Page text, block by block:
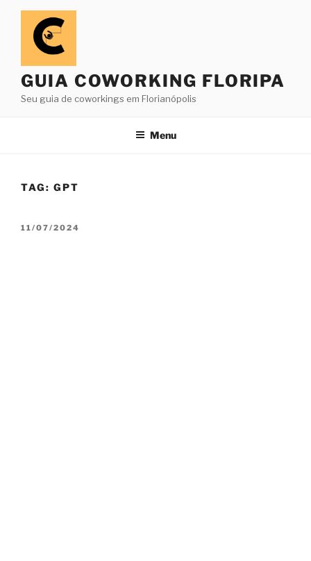
Pular
conteúdo
GUIA COWORKING FLORIPA
Seu guia de coworkings em Florianópolis
Menu
TAG: GPT
PUBLICADO
11/07/2024